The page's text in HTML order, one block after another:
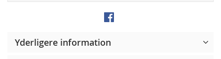
Yderligere information